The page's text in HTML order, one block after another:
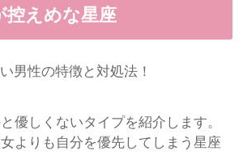
控えめな星座
優しくないタイプを紹介します。
よりも自分を優先してしまう星座